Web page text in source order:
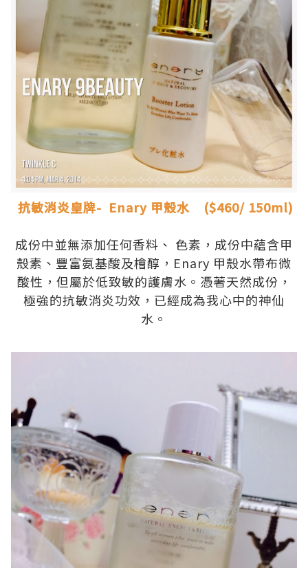
抗敏消炎皇牌- Enary 甲殼水 ($460/ 150ml)
成份中並無添加任何香料、 色素，成份中蘊含甲
殼素、豐富氨基酸及檜醇，Enary 甲殼水帶布微
酸性，但屬於低致敏的護膚水。憑著天然成份，
極強的抗敏消炎功效，已經成為我心中的神仙
水。